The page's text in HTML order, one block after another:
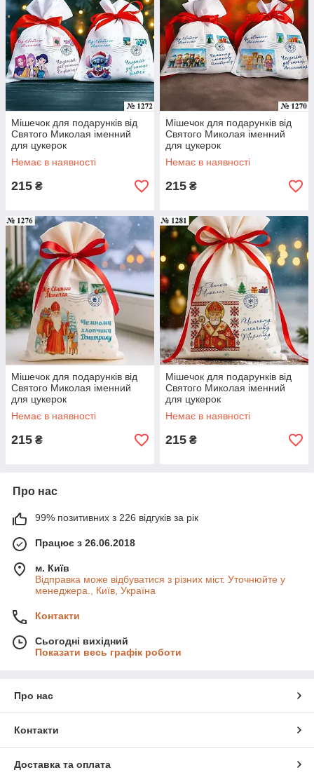
Мішечок для подарунків від
Святого Миколая іменний
для цукерок
Немає в наявності
215 ₴
Мішечок для подарунків від
Святого Миколая іменний
для цукерок
Немає в наявності
215 ₴
Мішечок для подарунків від
Святого Миколая іменний
для цукерок
Немає в наявності
215 ₴
Мішечок для подарунків від
Святого Миколая іменний
для цукерок
Немає в наявності
215 ₴
Про нас
99% позитивних з 226 відгуків за рік
Працює з 26.06.2018
м. Київ
Відправка може відбуватися з різних міст. Уточнюйте у
менеджера., Київ, Україна
Контакти
Сьогодні вихідний
Показати весь графік роботи
Про нас
Контакти
Доставка та оплата